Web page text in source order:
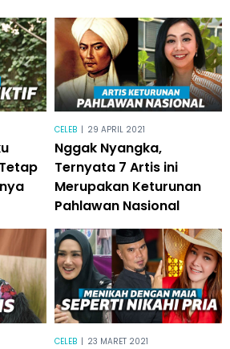
CELEB | 29 APRIL 2021
Nggak Nyangka,
Ternyata 7 Artis ini
Merupakan Keturunan
Pahlawan Nasional
CELEB | 23 MARET 2021